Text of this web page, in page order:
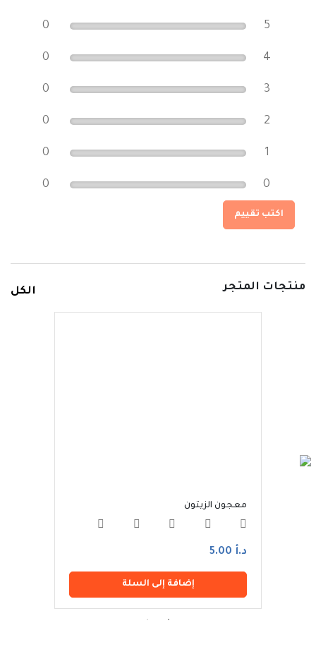
5
0
4
0
3
0
2
0
1
0
0
0
اكتب تقييم
منتجات المتجر الكل
معجون الزيتون
د.أ 5.00
إضافة إلى السلة